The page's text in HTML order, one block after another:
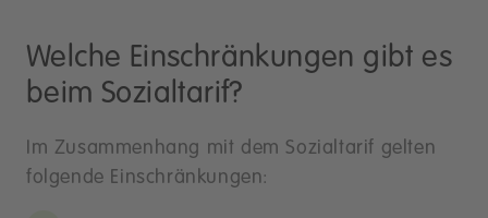
Welche Einschränkungen gibt es
beim Sozialtarif?
Im Zusammenhang mit dem Sozialtarif gelten
folgende Einschränkungen: